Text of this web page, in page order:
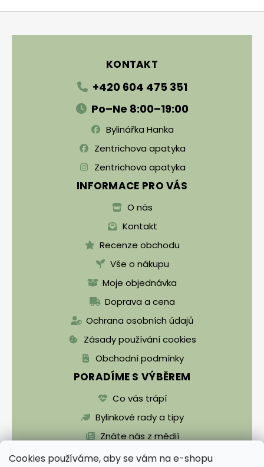
Cookies používáme, aby se vám na e-shopu
KONTAKT
+420 604 475 351
Po–Ne 8:00–19:00
Bylinářka Hanka
Zentrichova apatyka
Zentrichova apatyka
INFORMACE PRO VÁS
O nás
Kontakt
Recenze obchodu
Vše o nákupu
Moje objednávka
Doprava a cena
Ochrana osobních údajů
Zásady používání cookies
Obchodní podmínky
PORADÍME S VÝBĚREM
Co vás trápí
Bylinkové rady a tipy
Znáte nás z médií